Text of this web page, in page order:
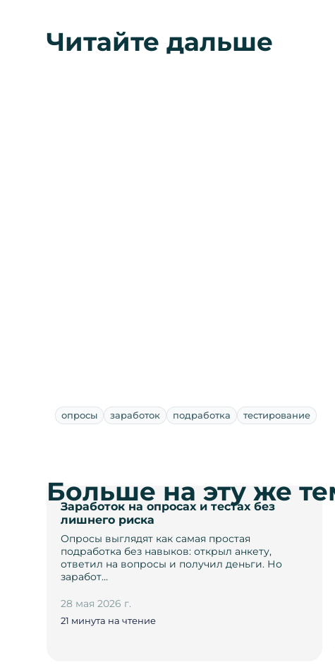
Читайте дальше
опросы заработок подработка тестирование
Заработок на опросах и тестах без
лишнего риска
Опросы выглядят как самая простая
подработка без навыков: открыл анкету,
ответил на вопросы и получил деньги. Но
заработ…
28 мая 2026 г.
21 минута на чтение
Больше на эту же